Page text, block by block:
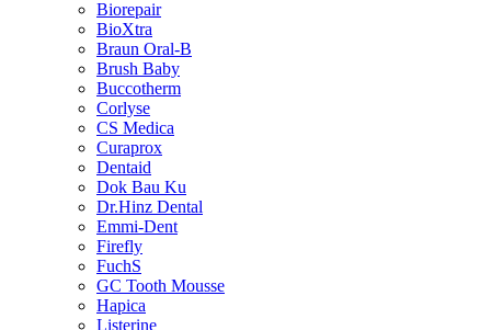
Biorepair
BioXtra
Braun Oral-B
Brush Baby
Buccotherm
Corlyse
CS Medica
Curaprox
Dentaid
Dok Bau Ku
Dr.Hinz Dental
Emmi-Dent
Firefly
FuchS
GC Tooth Mousse
Hapica
Listerine